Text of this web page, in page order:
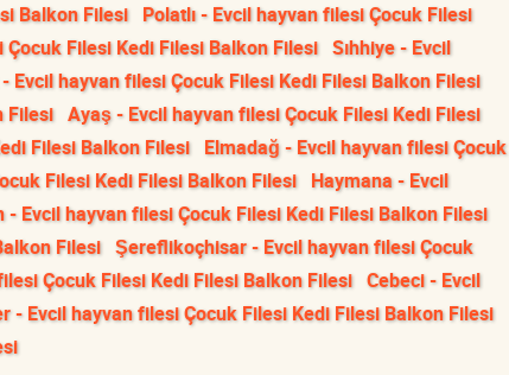
Balkon Filesi Polatlı - Evcil hayvan filesi Çocuk Filesi
Çocuk Filesi Kedi Filesi Balkon Filesi Sıhhiye - Evcil
Evcil hayvan filesi Çocuk Filesi Kedi Filesi Balkon Filesi
Filesi Ayaş - Evcil hayvan filesi Çocuk Filesi Kedi Filesi
Filesi Balkon Filesi Elmadağ - Evcil hayvan filesi Çocuk
Filesi Kedi Filesi Balkon Filesi Haymana - Evcil
- Evcil hayvan filesi Çocuk Filesi Kedi Filesi Balkon Filesi
Filesi Şereflikoçhisar - Evcil hayvan filesi Çocuk
Çocuk Filesi Kedi Filesi Balkon Filesi Cebeci - Evcil
- Evcil hayvan filesi Çocuk Filesi Kedi Filesi Balkon Filesi